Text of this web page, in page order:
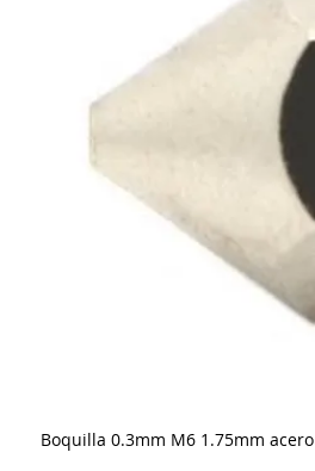
Boquilla 0.3mm M6 1.75mm acero